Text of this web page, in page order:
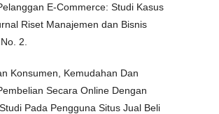
E-Commerce: Studi Kasus
Riset Manajemen dan Bisnis
2.
Konsumen, Kemudahan Dan
Secara Online Dengan
Pada Pengguna Situs Jual Beli